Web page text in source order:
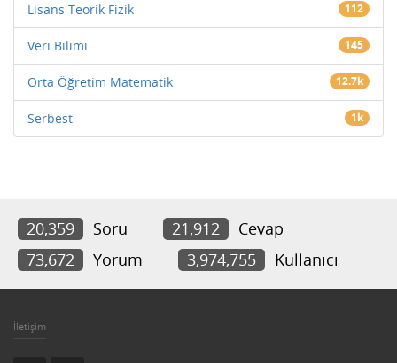
Lisans Teorik Fizik 112
Veri Bilimi 145
Orta Öğretim Matematik 12.7k
Serbest 1k
20,359 Soru 21,912
Cevap
73,672
Yorum 3,974,755 Kullanıcı
İletişim